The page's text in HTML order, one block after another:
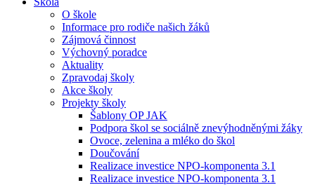
O škole
Informace pro rodiče našich žáků
Zájmová činnost
Výchovný poradce
Aktuality
Zpravodaj školy
Akce školy
Projekty školy
Šablony OP JAK
Podpora škol se sociálně znevýhodněnými žáky
Ovoce, zelenina a mléko do škol
Doučování
Realizace investice NPO-komponenta 3.1
Realizace investice NPO-komponenta 3.1